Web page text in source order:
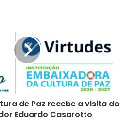
para utilização da Carteira
de Paz recebe a visita do
Eduardo Casarotto